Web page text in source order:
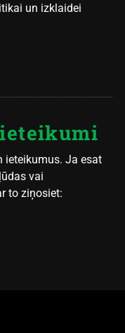
un izklaidei
ieteikumus. Ja esat
vai
to ziņosiet: